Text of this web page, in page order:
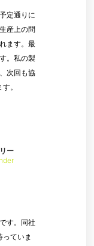
す。同社
ていま
ー
定通りに
産上の問
ます。最
。私の製
次回も協
。